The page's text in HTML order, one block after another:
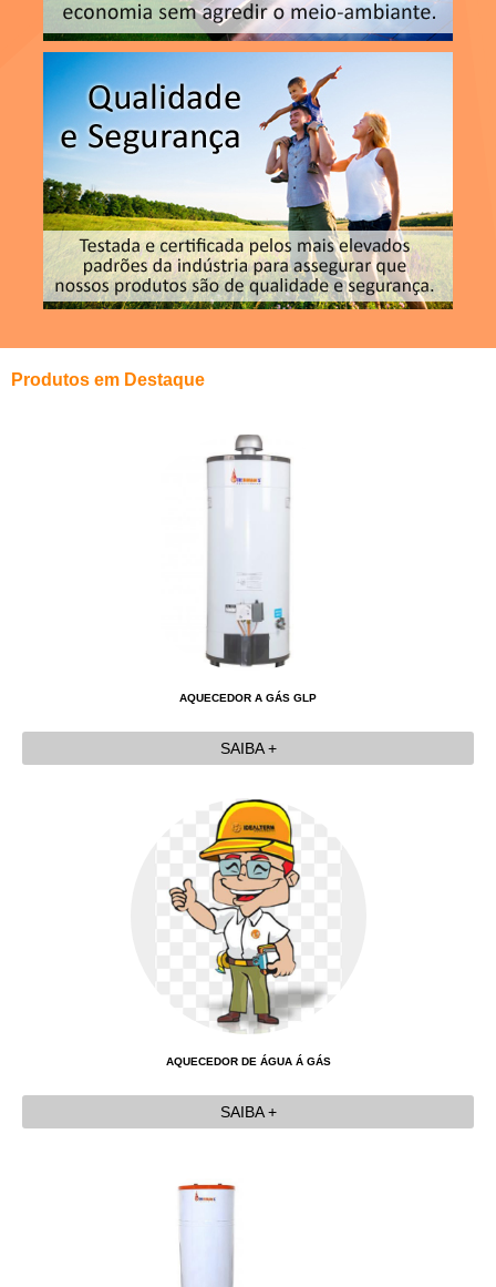
Produtos em Destaque
AQUECEDOR A GÁS GLP
SAIBA +
AQUECEDOR DE ÁGUA Á GÁS
SAIBA +